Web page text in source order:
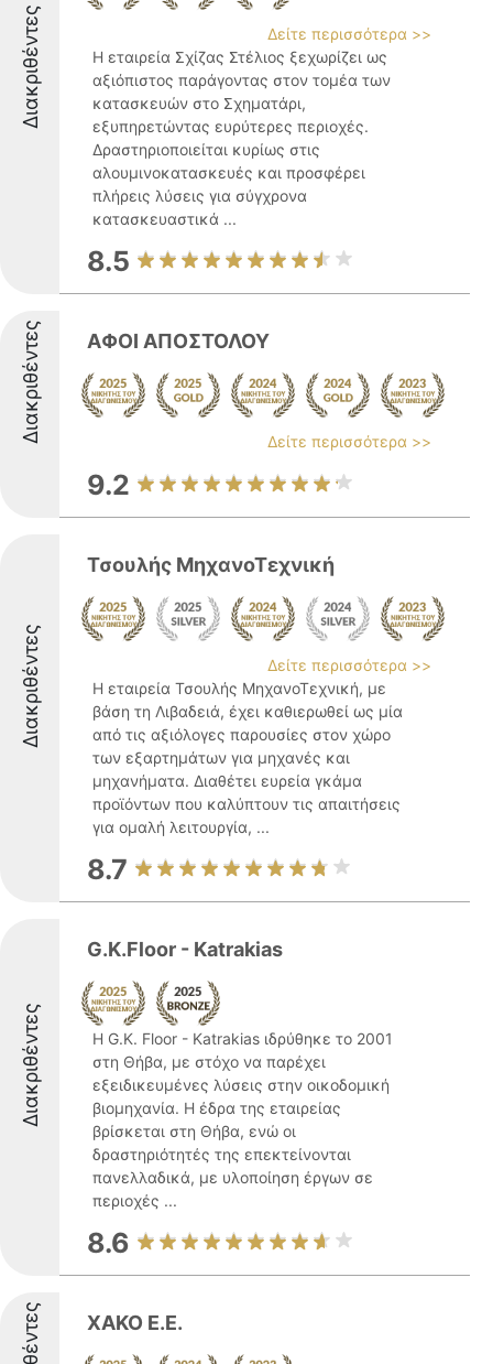
Διακριθέντες
Δείτε περισσότερα >>
Η εταιρεία Σχίζας Στέλιος ξεχωρίζει ως
αξιόπιστος παράγοντας στον τομέα των
κατασκευών στο Σχηματάρι,
εξυπηρετώντας ευρύτερες περιοχές.
Δραστηριοποιείται κυρίως στις
αλουμινοκατασκευές και προσφέρει
πλήρεις λύσεις για σύγχρονα
κατασκευαστικά ...
8.5
Διακριθέντες ΑΦΟΙ ΑΠΟΣΤΟΛΟΥ
Δείτε περισσότερα >>
9.2
Διακριθέντες
Τσουλής ΜηχανοΤεχνική
Δείτε περισσότερα >>
Η εταιρεία Τσουλής ΜηχανοΤεχνική, με
βάση τη Λιβαδειά, έχει καθιερωθεί ως μία
από τις αξιόλογες παρουσίες στον χώρο
των εξαρτημάτων για μηχανές και
μηχανήματα. Διαθέτει ευρεία γκάμα
προϊόντων που καλύπτουν τις απαιτήσεις
για ομαλή λειτουργία, ...
8.7
Διακριθέντες
G.K.Floor - Katrakias
Η G.K. Floor - Katrakias ιδρύθηκε το 2001
στη Θήβα, με στόχο να παρέχει
εξειδικευμένες λύσεις στην οικοδομική
βιομηχανία. Η έδρα της εταιρείας
βρίσκεται στη Θήβα, ενώ οι
δραστηριότητές της επεκτείνονται
πανελλαδικά, με υλοποίηση έργων σε
περιοχές ...
8.6
ΧΑΚΟ Ε.Ε.